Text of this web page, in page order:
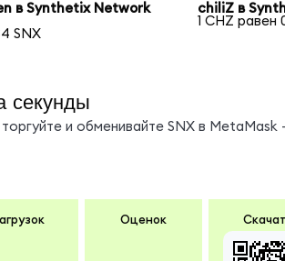
в Synthetix Network
SNX
chiliZ в
1 CHZ равен
секунды
и обменивайте SNX в
Оценок